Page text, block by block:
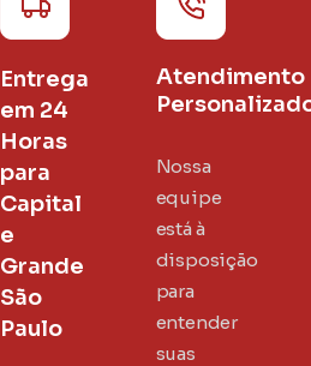
Entrega
em 24
Horas
para
Capital
e
Grande
São
Paulo
Atendimento
Nossa
equipe
está à
disposição
para
entender
suas